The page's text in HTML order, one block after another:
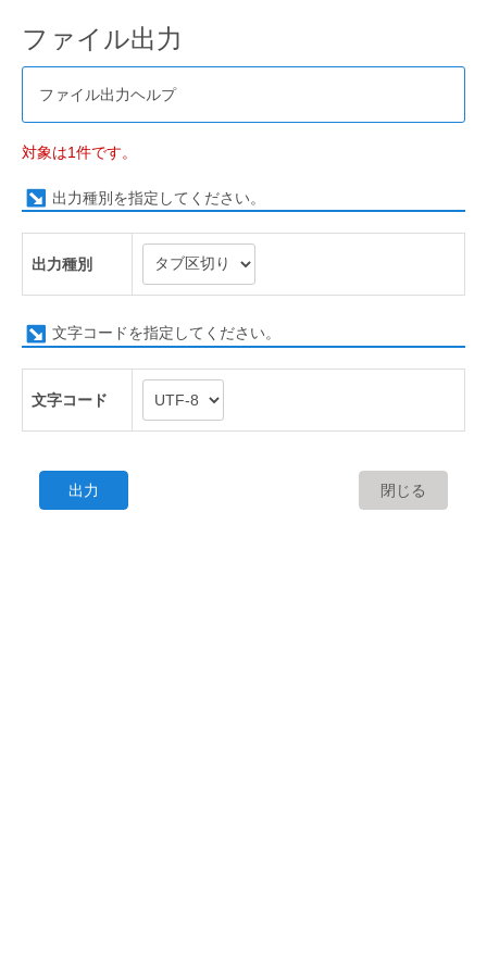
ファイル出力
ファイル出力ヘルプ
対象は1件です。
出力種別を指定してください。
出力種別
文字コードを指定してください。
文字コード